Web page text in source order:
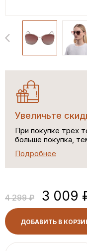
Увеличьте
При покупке трёх
больше покупка,
Подробнее
4 299 ₽ 3 009
ДОБАВИТЬ В